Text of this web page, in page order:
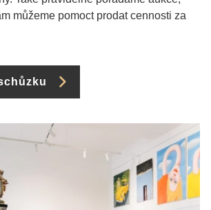
můžeme pomoct prodat cennosti za